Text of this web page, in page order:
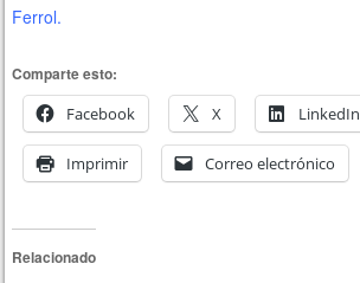
Ferrol.
Comparte esto:
Facebook
X LinkedIn
Imprimir Correo electrónico
Relacionado